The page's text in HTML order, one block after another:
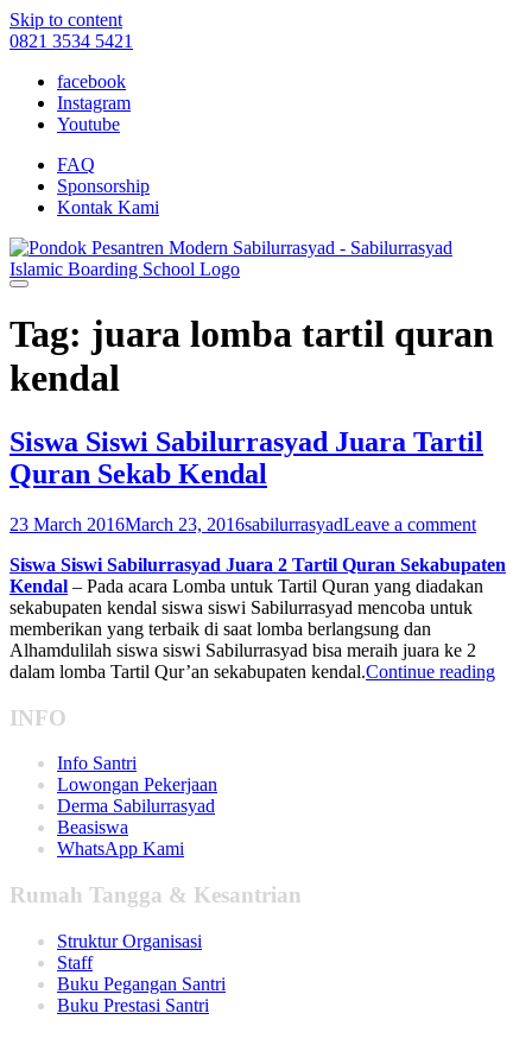
Skip to content
0821 3534 5421
facebook
Instagram
Youtube
FAQ
Sponsorship
Kontak Kami
Tag: juara lomba tartil quran
kendal
Siswa Siswi Sabilurrasyad Juara Tartil
Quran Sekab Kendal
23 March 2016March 23, 2016sabilurrasyadLeave a comment
Siswa Siswi Sabilurrasyad Juara 2 Tartil Quran Sekabupaten
Kendal – Pada acara Lomba untuk Tartil Quran yang diadakan
sekabupaten kendal siswa siswi Sabilurrasyad mencoba untuk
memberikan yang terbaik di saat lomba berlangsung dan
Alhamdulilah siswa siswi Sabilurrasyad bisa meraih juara ke 2
dalam lomba Tartil Qur’an sekabupaten kendal.Continue reading
INFO
Info Santri
Lowongan Pekerjaan
Derma Sabilurrasyad
Beasiswa
WhatsApp Kami
Rumah Tangga & Kesantrian
Struktur Organisasi
Staff
Buku Pegangan Santri
Buku Prestasi Santri